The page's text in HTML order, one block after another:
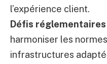
l’expérience client.
Défis réglementaires
harmoniser les
infrastructures